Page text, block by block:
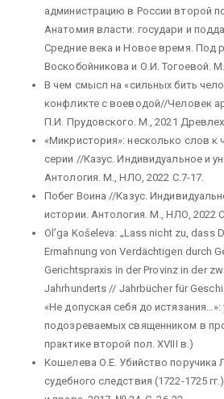
администрацию в России второй
Анатомия власти: государи и
Средние века и Новое время. Под
Воскобойникова и О.И. Тогоевой.
В чем смысл на «сильных бить
конфликте с воеводой//Человек
П.И. Прудовского. М., 2021
«Микристория»: несколько слов к
серии //Казус. Индивидуальное и
Антология. М., НЛО, 2022 С.7-17.
Побег Воина //Казус.
истории. Антология. М., НЛО, 2022
Ol’ga Košeleva: „Lass nicht zu, dass
Ermahnung von Verdächtigen durch
Gerichtspraxis in der Provinz in der
Jahrhunderts // Jahrbücher für
«Не допуская себя до
подозреваемых священником в
практике второй пол. XVIII в.)
Кошелева О.Е. Убийство поручика
судебного следствия (1722-1725